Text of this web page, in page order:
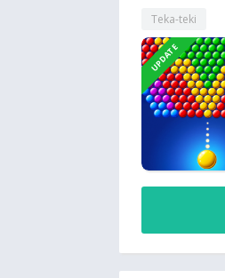
Teka-teki
UPDATE